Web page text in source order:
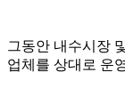
그동안 내수시장
업체를 상대로 운